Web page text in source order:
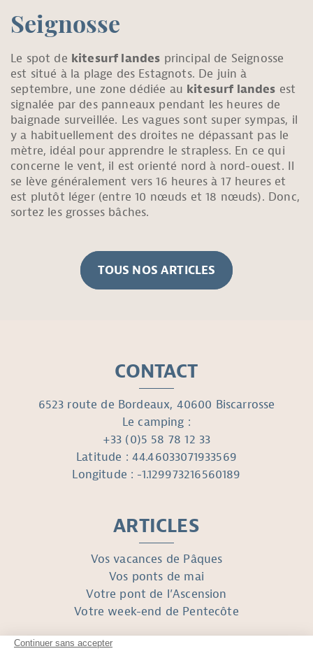
Seignosse
Le spot de kitesurf landes principal de Seignosse
est situé à la plage des Estagnots. De juin à
septembre, une zone dédiée au kitesurf landes est
signalée par des panneaux pendant les heures de
baignade surveillée. Les vagues sont super sympas, il
y a habituellement des droites ne dépassant pas le
mètre, idéal pour apprendre le strapless. En ce qui
concerne le vent, il est orienté nord à nord-ouest. Il
se lève généralement vers 16 heures à 17 heures et
est plutôt léger (entre 10 nœuds et 18 nœuds). Donc,
sortez les grosses bâches.
TOUS NOS ARTICLES
CONTACT
6523 route de Bordeaux, 40600 Biscarrosse
Le camping :
+33 (0)5 58 78 12 33
Latitude : 44.46033071933569
Longitude : -1.129973216560189
ARTICLES
Vos vacances de Pâques
Vos ponts de mai
Votre pont de l’Ascension
Votre week-end de Pentecôte